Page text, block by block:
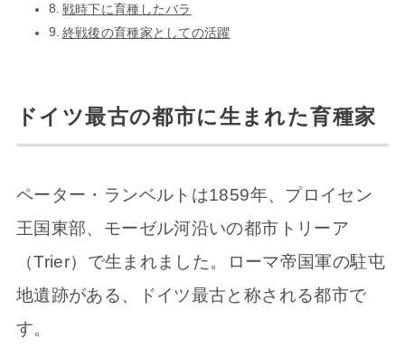
戦時下に育種したバラ
終戦後の育種家としての活躍
ドイツ最古の都市に生まれた育種家
ペーター・ランベルトは1859年、プロイセン
王国東部、モーゼル河沿いの都市トリーア
（Trier）で生まれました。ローマ帝国軍の駐屯
地遺跡がある、ドイツ最古と称される都市で
す。